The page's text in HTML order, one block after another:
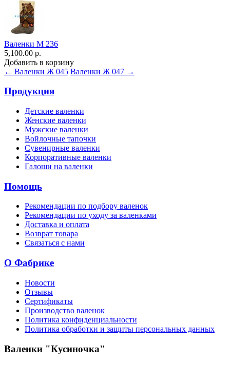
Валенки М 236
5,100.00 р.
Добавить в корзину
← Валенки Ж 045 Валенки Ж 047 →
Продукция
Детские валенки
Женские валенки
Мужские валенки
Войлочные тапочки
Сувенирные валенки
Корпоративные валенки
Галоши на валенки
Помощь
Рекомендации по подбору валенок
Рекомендации по уходу за валенками
Доставка и оплата
Возврат товара
Связаться с нами
О Фабрике
Новости
Отзывы
Сертификаты
Производство валенок
Политика конфиденциальности
Политика обработки и защиты персональных данных
Валенки "Кусиночка"